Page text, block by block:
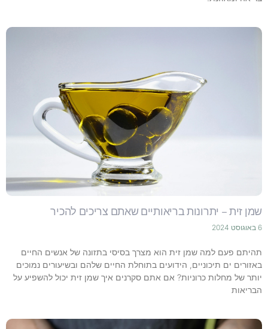
שמן זית – יתרונות בריאותיים שאתם צריכים להכיר
6 באוגוסט 2024
תהיתם פעם למה שמן זית הוא מצרך בסיסי בתזונה של אנשים החיים
באזורים ים תיכוניים, הידועים בתוחלת החיים שלהם ובשיעורים נמוכים
יותר של מחלות כרוניות? אם אתם סקרנים איך שמן זית יכול להשפיע על
הבריאות